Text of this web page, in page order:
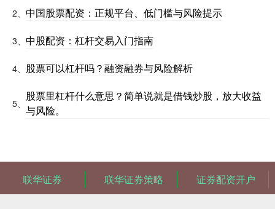
2、 中国股票配资：正规平台、低门槛与风险提示
3、 中股配资：杠杆交易入门指南
4、 股票可以杠杆吗？融资融券与风险解析
5、
股票里杠杆什么意思？简单说就是借钱炒股，放大收益
与风险。
联华证券 联华证券策略 证券配资开户